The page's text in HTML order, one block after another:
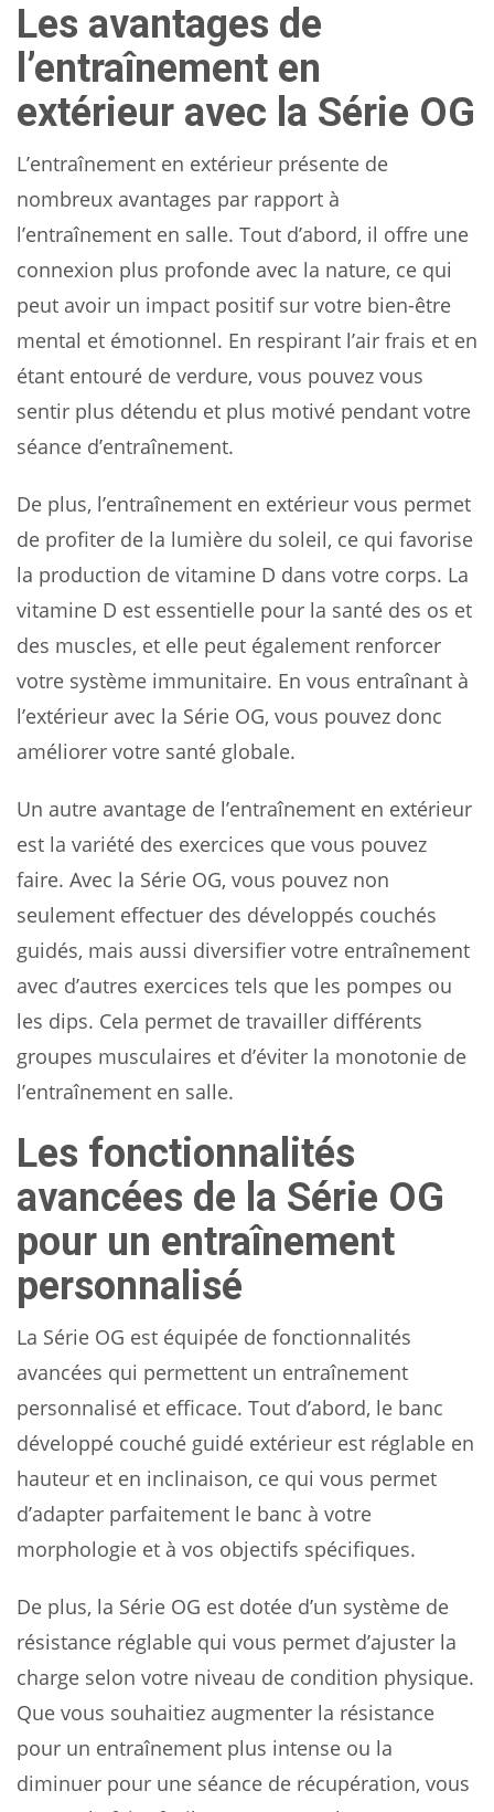
Les avantages de
l’entraînement en
extérieur avec la Série OG
L’entraînement en extérieur présente de
nombreux avantages par rapport à
l’entraînement en salle. Tout d’abord, il offre une
connexion plus profonde avec la nature, ce qui
peut avoir un impact positif sur votre bien-être
mental et émotionnel. En respirant l’air frais et en
étant entouré de verdure, vous pouvez vous
sentir plus détendu et plus motivé pendant votre
séance d’entraînement.
De plus, l’entraînement en extérieur vous permet
de profiter de la lumière du soleil, ce qui favorise
la production de vitamine D dans votre corps. La
vitamine D est essentielle pour la santé des os et
des muscles, et elle peut également renforcer
votre système immunitaire. En vous entraînant à
l’extérieur avec la Série OG, vous pouvez donc
améliorer votre santé globale.
Un autre avantage de l’entraînement en extérieur
est la variété des exercices que vous pouvez
faire. Avec la Série OG, vous pouvez non
seulement effectuer des développés couchés
guidés, mais aussi diversifier votre entraînement
avec d’autres exercices tels que les pompes ou
les dips. Cela permet de travailler différents
groupes musculaires et d’éviter la monotonie de
l’entraînement en salle.
Les fonctionnalités
avancées de la Série OG
pour un entraînement
personnalisé
La Série OG est équipée de fonctionnalités
avancées qui permettent un entraînement
personnalisé et efficace. Tout d’abord, le banc
développé couché guidé extérieur est réglable en
hauteur et en inclinaison, ce qui vous permet
d’adapter parfaitement le banc à votre
morphologie et à vos objectifs spécifiques.
De plus, la Série OG est dotée d’un système de
résistance réglable qui vous permet d’ajuster la
charge selon votre niveau de condition physique.
Que vous souhaitiez augmenter la résistance
pour un entraînement plus intense ou la
diminuer pour une séance de récupération, vous